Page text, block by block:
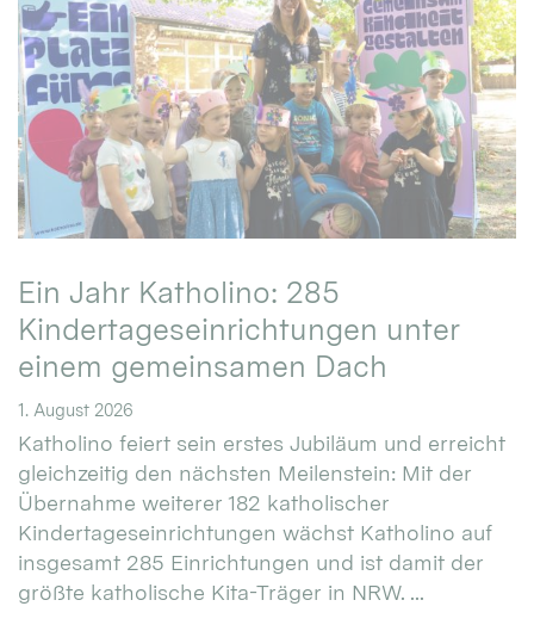
Ein Jahr Katholino: 285
Kindertageseinrichtungen unter
einem gemeinsamen Dach
1. August 2026
Katholino feiert sein erstes Jubiläum und erreicht
gleichzeitig den nächsten Meilenstein: Mit der
Übernahme weiterer 182 katholischer
Kindertageseinrichtungen wächst Katholino auf
insgesamt 285 Einrichtungen und ist damit der
größte katholische Kita-Träger in NRW. ...